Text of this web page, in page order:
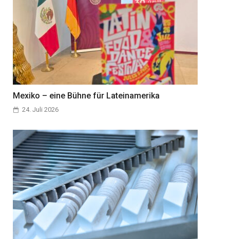
Mexiko – eine Bühne für Lateinamerika
24. Juli 2026